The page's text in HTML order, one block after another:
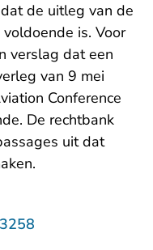
de uitleg van de
is. Voor
verslag dat een
van 9 mei
Conference
De rechtbank
uit dat